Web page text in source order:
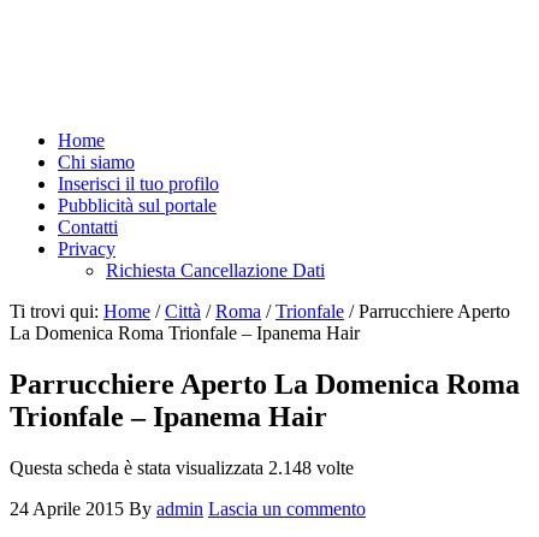
Home
Chi siamo
Inserisci il tuo profilo
Pubblicità sul portale
Contatti
Privacy
Richiesta Cancellazione Dati
Ti trovi qui: Home / Città / Roma / Trionfale /Parrucchiere Aperto
La Domenica Roma Trionfale – Ipanema Hair
Parrucchiere Aperto La Domenica Roma
Trionfale – Ipanema Hair
Questa scheda è stata visualizzata 2.148 volte
24 Aprile 2015 By admin Lascia un commento